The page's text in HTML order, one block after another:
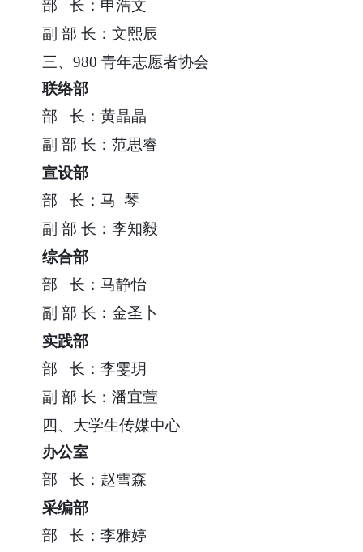
部 长：申浩文
副 部 长：文熙辰
三、 980 青年志愿者协会
联络部
部 长：黄晶晶
副 部 长：范思睿
宣设部
部 长：马 琴
副 部 长：李知毅
综合部
部 长：马静怡
副 部 长：金圣卜
实践部
部 长：李雯玥
副 部 长：潘宜萱
四、大学生传媒中心
办公室
部 长：赵雪森
采编部
部 长：李雅婷